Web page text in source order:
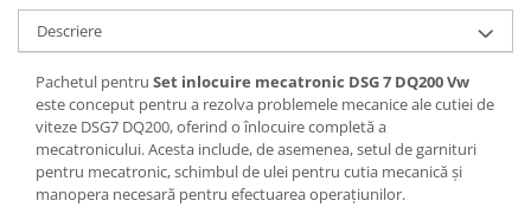
Descriere
Pachetul pentru Set inlocuire mecatronic DSG 7 DQ200 Vw
este conceput pentru a rezolva problemele mecanice ale cutiei de
viteze DSG7 DQ200, oferind o înlocuire completă a
mecatronicului. Acesta include, de asemenea, setul de garnituri
pentru mecatronic, schimbul de ulei pentru cutia mecanică și
manopera necesară pentru efectuarea operațiunilor.